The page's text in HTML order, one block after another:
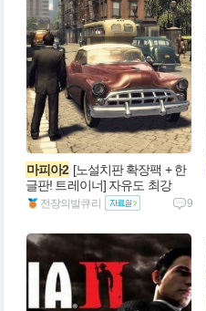
마피아2 [노설치판 확장팩 + 한
글판! 트레이너] 자유도 최강
전장의발큐리 9